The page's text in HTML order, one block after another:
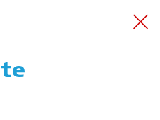
til egen